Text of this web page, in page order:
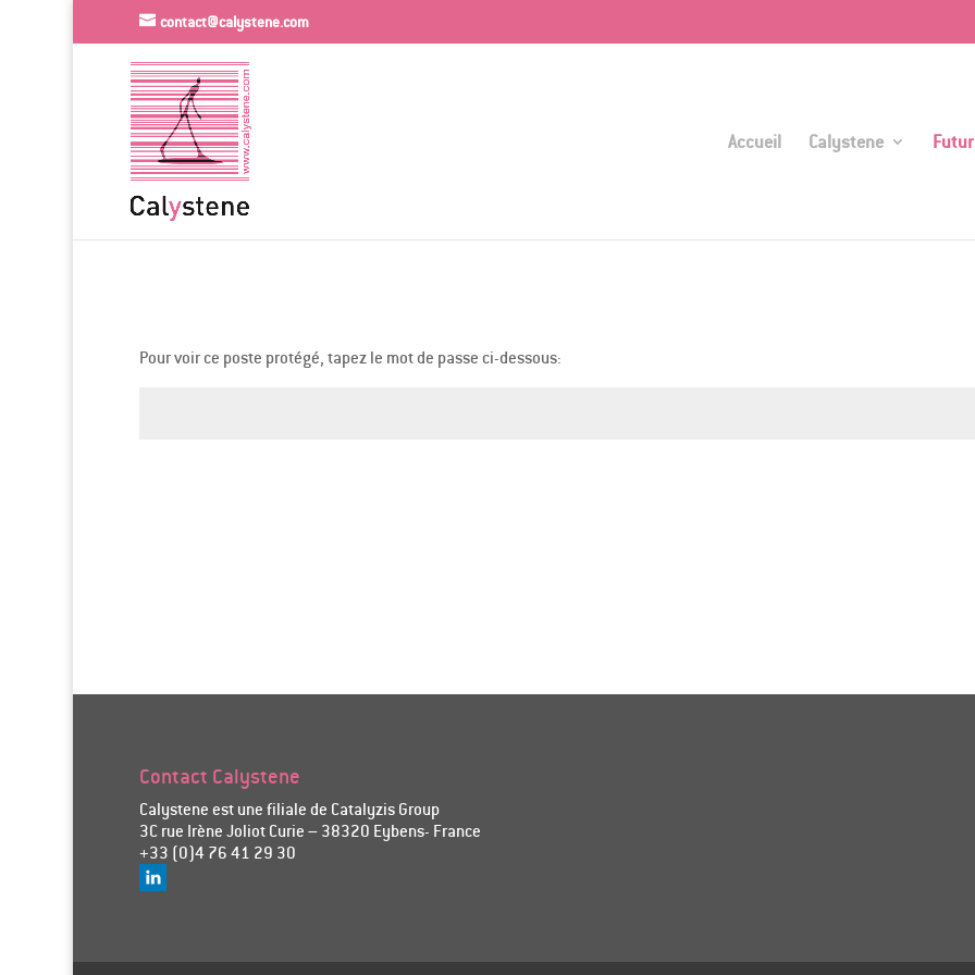
contact@calystene.com
Accueil Calystene
Pour voir ce poste protégé, tapez le mot de passe ci-dessous:
Contact Calystene
Calystene est une filiale de Catalyzis Group
3C rue Irène Joliot Curie – 38320 Eybens- France
+33 (0)4 76 41 29 30